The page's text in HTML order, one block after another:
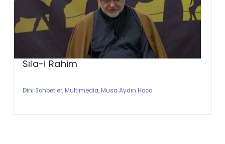
Sıla-i Rahim
Dini Sohbetler, Multimedia, Musa Aydın Hoca